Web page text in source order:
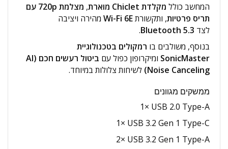
המחשב כולל מקלדת Chiclet מוארת ,
מצלמת 720p עם
תריס פרטיות, ותקשורתWi-Fi 6E מהירה ויציבה
לצד Bluetooth 5.3
.
בנוסף, משולבים בו רמקולים בטכנולוגיית
SonicMaster ומיקרופון כפול עם
ביטול רעשים חכם (AI
Noise Canceling) לשיחות צלולות במיוחד.
ממשקים מגוונים
‎1× USB 2.0 Type-A‎
‎1× USB 3.2 Gen 1 Type-C‎
‎2× USB 3.2 Gen 1 Type-A‎